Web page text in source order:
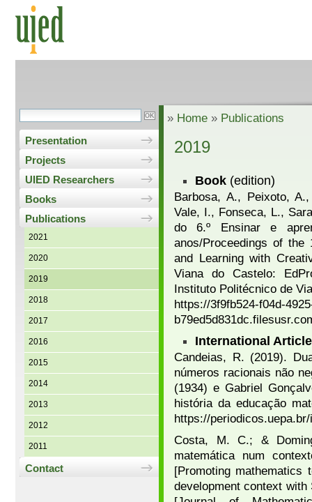
Presentation
Projects
UIED Researchers
Books
Publications
2021
2020
2019
2018
2017
2016
2015
2014
2013
2012
2011
Contact
» Home » Publications
2019
Book (edition)
Barbosa, A., Peixoto,
Vale, I., Fonseca, L.,
do 6.º Ensinar e
anos/Proceedings of the
and Learning with
Viana do Castelo:
Instituto Politécnico de
https://3f9fb524-f04d-
International
Candeias, R. (2019).
números racionais não
(1934) e Gabriel
história da educação
https://
Costa, M. C.; &
matemática num
[Promoting mathematics
development context